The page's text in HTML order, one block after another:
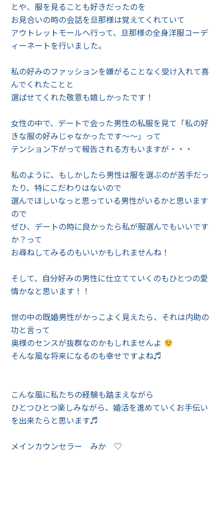
とや、服を見ることも好きだったのを
お見合いの時の会話を旦那様は覚えてくれていて
アウトレットモールへ行って、旦那様の全身洋服コーデ
ィーネートを行いました。
私の好みのファッションを嫌がることなく受け入れて喜
んでくれたことと
選ばせてくれた敬意も嬉しかったです！
女性の中で、デートで会った男性の私服を見て「私の好
きな服の好みじゃなかったです～～」って
テンション下がって報告される方もいますが・・・
私のように、もしかしたら男性は服を選ぶのが苦手だっ
たり、特にこだわりはないので
選んでほしいなっと思っている男性がいるかと思います
ので
ぜひ、デートの時に良かったら私が服選んでもいいです
か？って
お尋ねしてみるのもいいかもしれませんね！
そして、自分好みの男性に仕立てていくのもひとつの愛
情かなと思います！！
世の中の既婚男性がかっこよく見えたら、それは内助の
功と言って
奥様のセンスが抜群なのかもしれませんよ
そんな風な将来になるのも幸せですよね♬
こんな風に私たちの経験も踏まえながら
ひとつひとつ楽しみながら、婚活を進めていくお手伝い
を出来たらと思います♬
メインカウンセラー みか ♡